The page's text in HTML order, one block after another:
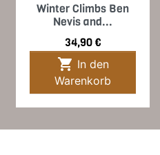
Winter Climbs Ben
Nevis and...
Preis
34,90 €

Warenkorb